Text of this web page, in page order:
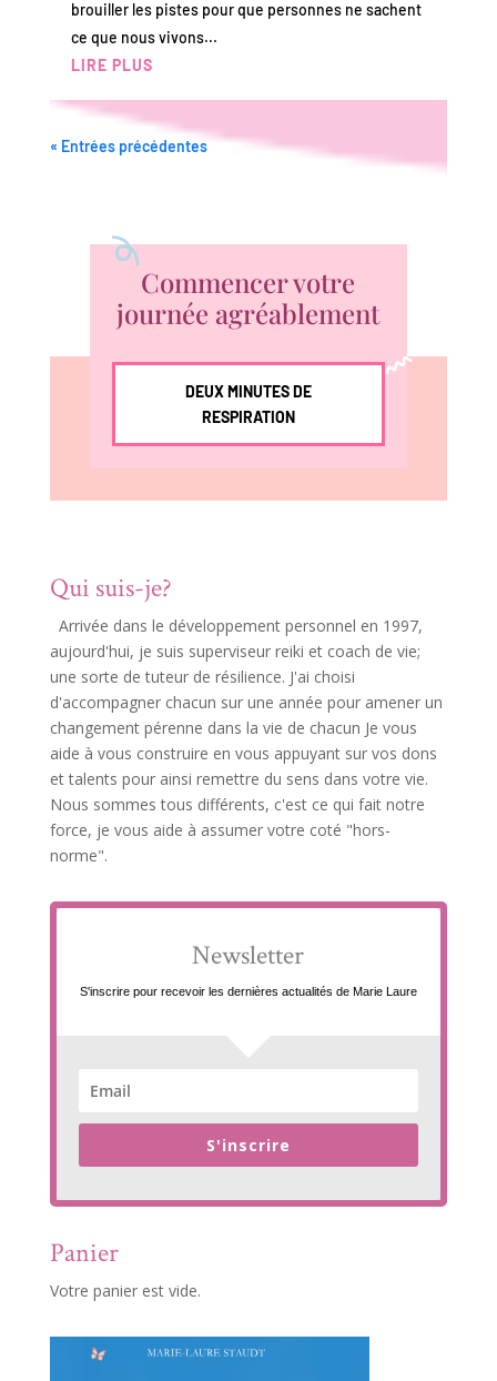
brouiller les pistes pour que personnes ne sachent
ce que nous vivons...
LIRE PLUS
« Entrées précédentes
Commencer votre
journée agréablement
DEUX MINUTES DE
RESPIRATION
Qui suis-je?
Arrivée dans le développement personnel en 1997,
aujourd'hui, je suis superviseur reiki et coach de vie;
une sorte de tuteur de résilience. J'ai choisi
d'accompagner chacun sur une année pour amener un
changement pérenne dans la vie de chacun Je vous
aide à vous construire en vous appuyant sur vos dons
et talents pour ainsi remettre du sens dans votre vie.
Nous sommes tous différents, c'est ce qui fait notre
force, je vous aide à assumer votre coté "hors-
norme".
Newsletter
S'inscrire pour recevoir les dernières actualités de Marie Laure
S'inscrire
Panier
Votre panier est vide.